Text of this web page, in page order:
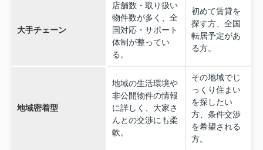
大手チェーン
店舗数・取り扱い
物件数が多く、全
国対応・サポート
体制が整ってい
る。
初めて賃貸を
探す方、全国
転居予定があ
る方。
地域密着型
地域の生活環境や
非公開物件の情報
に詳しく、大家さ
んとの交渉にも柔
軟。
その地域でじ
っくり住まい
を探したい
方、条件交渉
を希望される
方。